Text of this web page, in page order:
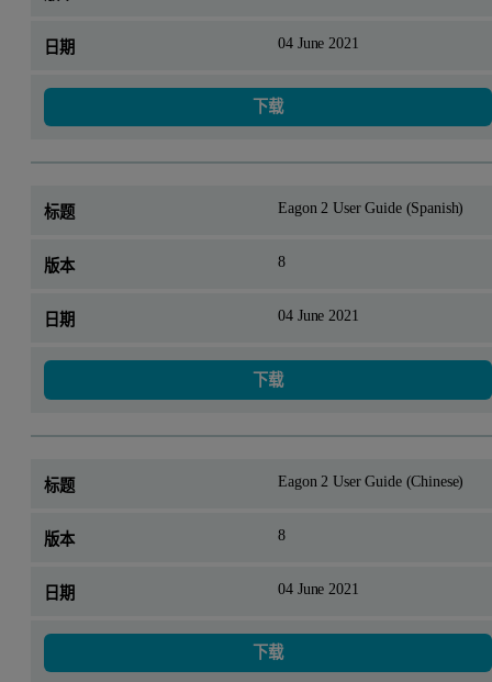
04 June 2021
下载
Eagon 2 User Guide (Spanish)
8
04 June 2021
下载
Eagon 2 User Guide (Chinese)
8
04 June 2021
下载